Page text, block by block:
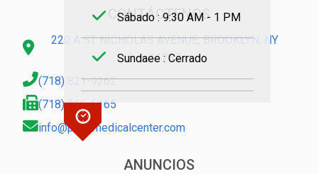
Sábado : 9:30 AM - 1 PM
Sundaee : Cerrado
CONTÁCTENOS
220 A ST NICHOLAS AVENUE, BROOKLYN, NY
11237
(718) 821-9262
(718) 366-6165
info@patelmedicalcenter.com
ANUNCIOS